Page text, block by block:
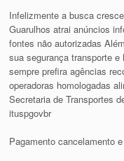
Infelizmente a busca
Guarulhos atrai anúncios
fontes não autorizadas
sua segurança transporte
sempre prefira agências
operadoras homologadas
Secretaria de Transportes
ituspgovbr
Pagamento cancelamento